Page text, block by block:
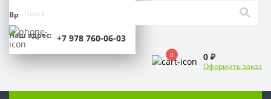
Время работы:
Наш адрес: +7 978 760-06-03
0 0 ₽
Оформить заказ